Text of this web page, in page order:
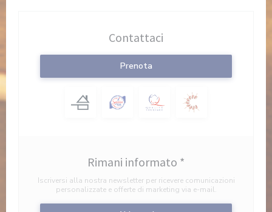
Contattaci
Prenota
Rimani informato *
Iscriversi alla nostra newsletter per ricevere comunicazioni
personalizzate e offerte di marketing via e-mail.